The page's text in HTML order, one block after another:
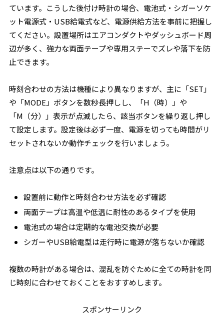
ています。こうした後付け時計の場合、電池式・シガーソケ
ット電源式・USB給電式など、電源供給方法を事前に把握し
てください。設置場所はエアコンダクトやダッシュボード周
辺が多く、強力な両面テープや専用ステーでズレや落下を防
止できます。
時刻合わせの方法は機種により異なりますが、主に「SET」
や「MODE」ボタンを数秒長押しし、「H（時）」や
「M（分）」表示が点滅したら、該当ボタンを繰り返し押し
て設定します。設定後は必ず一度、電源を切っても時間がリ
セットされないか動作チェックを行いましょう。
注意点は以下の通りです。
設置前に動作と時刻合わせ方法を必ず確認
両面テープは高温や低温に耐性のあるタイプを使用
電池式の場合は定期的な電池交換が必要
シガーやUSB給電型は走行時に電源が落ちないか確認
複数の時計がある場合は、混乱を防ぐために全ての時計を同
じ時刻に合わせておくことをおすすめします。
スポンサーリンク